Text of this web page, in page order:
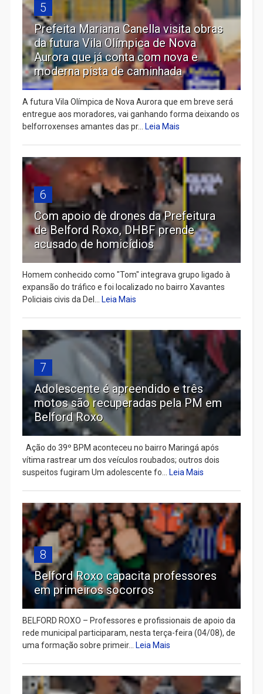
5
Prefeita Mariana Canella visita obras
da futura Vila Olímpica de Nova
Aurora que já conta com nova e
moderna pista de caminhada
A futura Vila Olímpica de Nova Aurora que em breve será
entregue aos moradores, vai ganhando forma deixando os
belforroxenses amantes das pr...
Leia Mais
6
Com apoio de drones da Prefeitura
de Belford Roxo, DHBF prende
acusado de homicídios
Homem conhecido como "Tom" integrava grupo ligado à
expansão do tráfico e foi localizado no bairro Xavantes
Policiais civis da Del...
Leia Mais
7
Adolescente é apreendido e três
motos são recuperadas pela PM em
Belford Roxo
Ação do 39º BPM aconteceu no bairro Maringá após
vítima rastrear um dos veículos roubados; outros dois
suspeitos fugiram Um adolescente fo...
Leia Mais
8
Belford Roxo capacita professores
em primeiros socorros
BELFORD ROXO – Professores e profissionais de apoio da
rede municipal participaram, nesta terça-feira (04/08), de
uma formação sobre primeir...
Leia Mais